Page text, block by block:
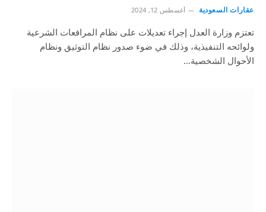
عقارات السعودية أغسطس 12, 2024
تعتزم وزارة العدل إجراء تعديلات على نظام المرافعات الشرعية
ولوائحه التنفيذية، وذلك في ضوء صدور نظام التوثيق ونظام
الأحوال الشخصية…